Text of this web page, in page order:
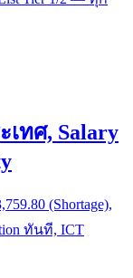
เทศ, Salary
(Shortage),
ทันที, ICT